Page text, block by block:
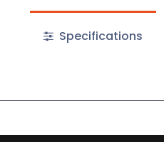
Specifications